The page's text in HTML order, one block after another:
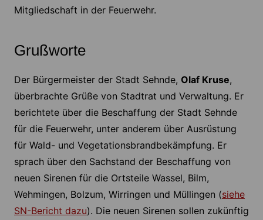
Mitgliedschaft in der Feuerwehr.
Grußworte
Der Bürgermeister der Stadt Sehnde, Olaf Kruse,
überbrachte Grüße von Stadtrat und Verwaltung. Er
berichtete über die Beschaffung der Stadt Sehnde
für die Feuerwehr, unter anderem über Ausrüstung
für Wald- und Vegetationsbrandbekämpfung. Er
sprach über den Sachstand der Beschaffung von
neuen Sirenen für die Ortsteile Wassel, Bilm,
Wehmingen, Bolzum, Wirringen und Müllingen (siehe
SN-Bericht dazu). Die neuen Sirenen sollen zukünftig